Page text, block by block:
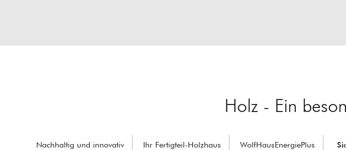
Holz - Ein
Nachhaltig und innovativ Ihr Fertigteil-Holzhaus WolfHausEnergiePlus